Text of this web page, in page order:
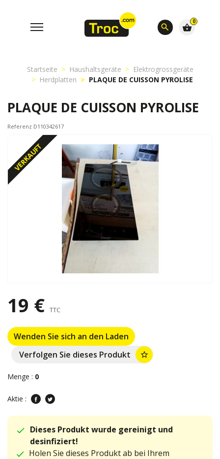
search
0
shopping_basket
Startseite Haushaltsgeräte
Elektrogrossgeräte
Herdplatten
PLAQUE DE CUISSON PYROLISE
PLAQUE DE CUISSON PYROLISE
Referenz D110342617
VERKAUFT
19 € TTC
Wenden Sie sich an den Laden
Verfolgen Sie dieses Produkt
star_border
Menge : 0
Aktie :
Dieses Produkt wurde gereinigt und
desinfiziert!
Holen Sie dieses Produkt ab bei Ihrem